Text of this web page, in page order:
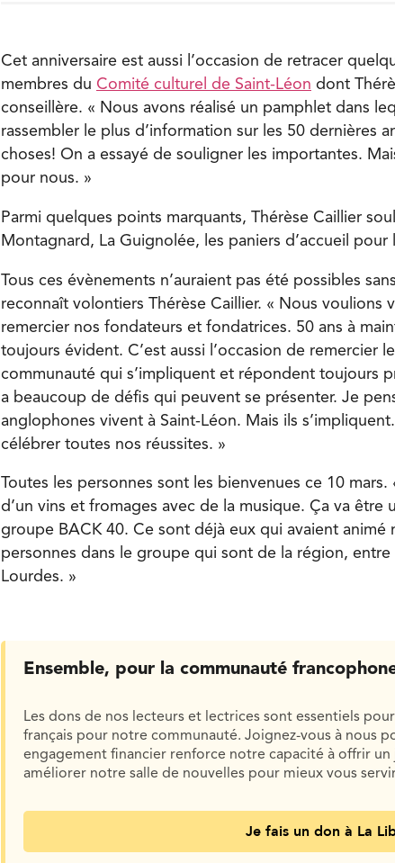
Cet anniversaire est aussi l’occasion de retracer
membres du Comité culturel de Saint-Léon dont
conseillère. « Nous avons réalisé un pamphlet dans
rassembler le plus d’information sur les 50 dernières
choses! On a essayé de souligner les importantes.
pour nous. »
Parmi quelques points marquants, Thérèse Caillier
Montagnard, La Guignolée, les paniers d’accueil
Tous ces évènements n’auraient pas été possibles
reconnaît volontiers Thérèse Caillier. « Nous voulions
remercier nos fondateurs et fondatrices. 50 ans à
toujours évident. C’est aussi l’occasion de remercier
communauté qui s’impliquent et répondent toujours
a beaucoup de défis qui peuvent se présenter. Je
anglophones vivent à Saint-Léon. Mais ils
célébrer toutes nos réussites. »
Toutes les personnes sont les bienvenues ce 10
d’un vins et fromages avec de la musique. Ça va être
groupe BACK 40. Ce sont déjà eux qui avaient animé
personnes dans le groupe qui sont de la région,
Lourdes. »
Ensemble, pour la communauté
Les dons de nos lecteurs et lectrices sont essentiels
français pour notre communauté. Joignez-vous à nous
engagement financier renforce notre capacité à offrir
améliorer notre salle de nouvelles pour mieux vous
Je fais un don à La